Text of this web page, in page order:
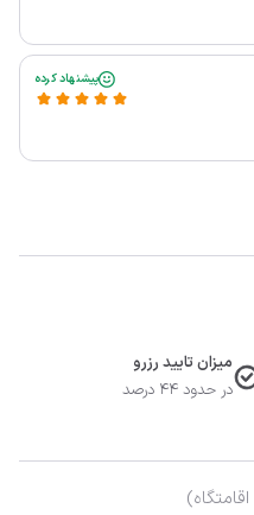
پیشنهاد کرده
میزان تایید رزرو
در حدود 44 درصد
اقامتگاه)